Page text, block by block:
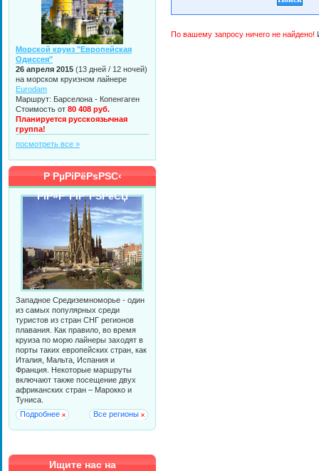
По вашему запросу ничего не найдено!
Морской круиз "Европейская
Одиссея"
26 апреля 2015 (13 дней / 12 ночей)
на морском круизном лайнере
Eurodam
Маршрут: Барселона - Копенгаген
Стоимость от 80 408 руб.
Планируется русскоязычная
группа!
посмотреть все »
Р РµРіРёРѕРЅС‹
РїР»Р°РІР°РЅРёСЏ
Западное Средиземноморье - один
из самых популярных среди
туристов из стран СНГ регионов
плавания. Как правило, во время
круиза по морю лайнеры заходят в
порты таких европейских стран, как
Италия, Мальта, Испания и
Франция. Некоторые маршруты
включают также посещение двух
африканских стран – Марокко и
Туниса.
Подробнее
Все регионы
Ищите нас на